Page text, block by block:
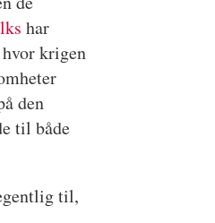
har
krigen
den
til både
til,